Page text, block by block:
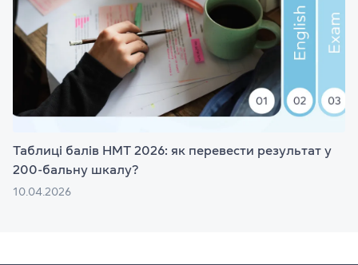
Таблиці балів НМТ 2026: як перевести результат у
200-бальну шкалу?
10.04.2026